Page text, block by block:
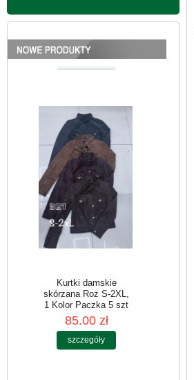
Kurtki damskie
skórzana Roz S-2XL,
szczegóły
Kurtki damskie
skórzana Roz S-2XL,